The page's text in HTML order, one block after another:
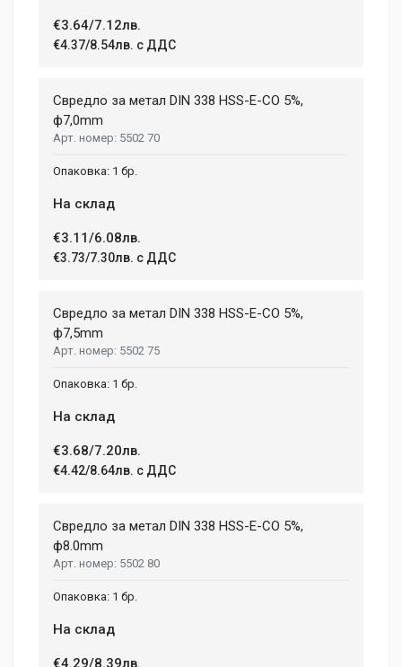
€3.64/7.12лв.
€4.37/8.54лв. с ДДС
Свредло за метал DIN 338 HSS-E-CO 5%,
ф7,0mm
5502 70
1 бр.
На склад
€3.11/6.08лв.
€3.73/7.30лв. с ДДС
Свредло за метал DIN 338 HSS-E-CO 5%,
ф7,5mm
5502 75
1 бр.
На склад
€3.68/7.20лв.
€4.42/8.64лв. с ДДС
Свредло за метал DIN 338 HSS-E-CO 5%,
ф8.0mm
5502 80
1 бр.
На склад
€4.29/8.39лв.